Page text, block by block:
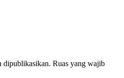
dipublikasikan. Ruas yang wajib